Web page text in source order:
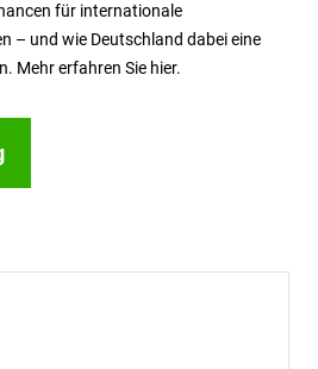
für internationale
– und wie Deutschland dabei eine
Mehr erfahren Sie hier.